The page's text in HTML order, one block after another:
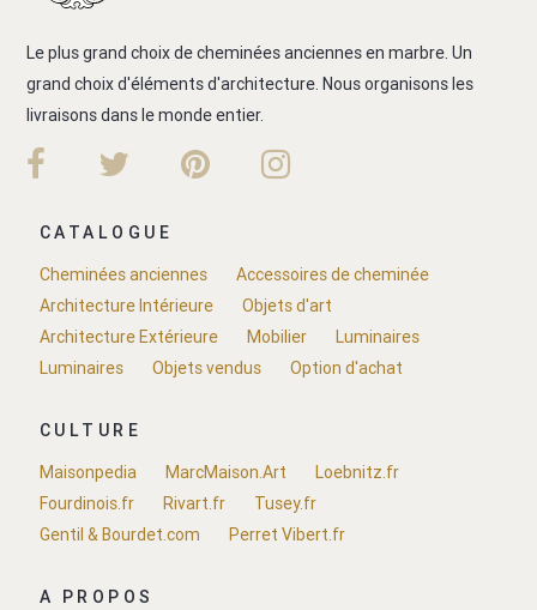
Le plus grand choix de cheminées anciennes en marbre. Un
grand choix d'éléments d'architecture. Nous organisons les
livraisons dans le monde entier.
CATALOGUE
Cheminées anciennes
Accessoires de cheminée
Architecture Intérieure
Objets d'art
Architecture Extérieure
Mobilier
Luminaires
Luminaires
Objets vendus Option d'achat
CULTURE
Maisonpedia
MarcMaison.Art
Loebnitz.fr
Fourdinois.fr
Rivart.fr
Tusey.fr
Gentil & Bourdet.com
Perret Vibert.fr
A PROPOS